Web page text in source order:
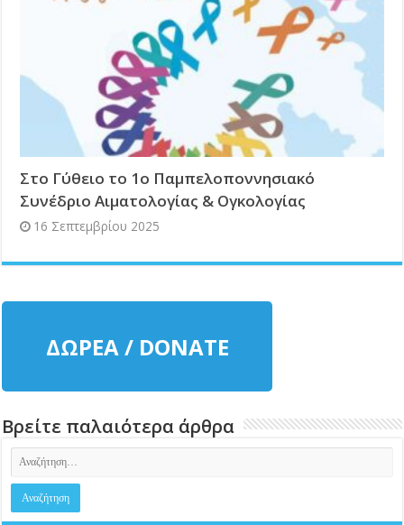
Στο Γύθειο το 1ο Παμπελοποννησιακό
Συνέδριο Αιματολογίας & Ογκολογίας
16 Σεπτεμβρίου 2025
ΔΩΡΕΑ / DONATE
Βρείτε παλαιότερα άρθρα